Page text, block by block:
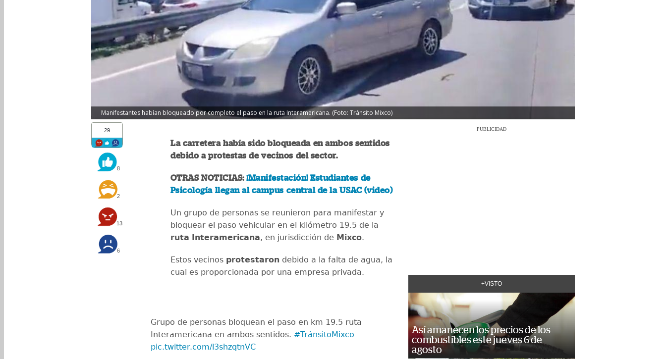
Manifestantes habían bloqueado por completo el paso en la ruta Interamericana. (Foto: Tránsito Mixco)
29
8
2
13
6
La carretera había sido bloqueada en ambos sentidos
debido a protestas de vecinos del sector.
OTRAS NOTICIAS:¡Manifestación! Estudiantes de
Psicología llegan al campus central de la USAC (video)
Un grupo de personas se reunieron para manifestar y
bloquear el paso vehicular en el kilómetro 19.5 de la
ruta Interamericana, en jurisdicción de Mixco.
Estos vecinos protestaron debido a la falta de agua, la
cual es proporcionada por una empresa privada.
Grupo de personas bloquean el paso en km 19.5 ruta
Interamericana en ambos sentidos. #TránsitoMixco
pic.twitter.com/l3shzqtnVC
PUBLICIDAD
+VISTO
Así amanecen los precios de los
combustibles este jueves 6 de
agosto